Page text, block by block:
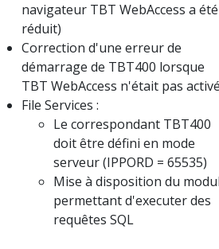
navigateur TBT WebAccess a été
réduit)
Correction d'une erreur de
démarrage de TBT400 lorsque
TBT WebAccess n'était pas
File Services :
Le correspondant TBT400
doit être défini en mode
serveur (IPPORD = 65535)
Mise à disposition du
permettant d'executer des
requêtes SQL